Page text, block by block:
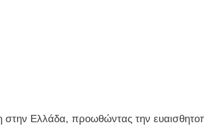
Ελλάδα, προωθώντας την